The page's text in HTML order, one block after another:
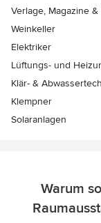
Verlage, Magazine &
Weinkeller
Elektriker
Lüftungs- und
Klär- &
Klempner
Solaranlagen
Warum